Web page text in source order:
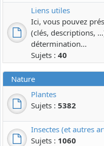
Liens utiles
Ici, vous pouvez
(clés, descriptions,
détermination...
Sujets : 40
Nature
Plantes
Sujets : 5382
Insectes (et autres
Sujets : 1060